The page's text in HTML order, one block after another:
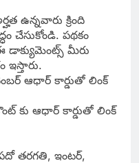
ఉన్నవారు క్రింది
చేసుకోండి. పథకం
మీరు
ఆధార్ కార్డుతో లింక్
కు ఆధార్ కార్డుతో లింక్
తరగతి, ఇంటర్,